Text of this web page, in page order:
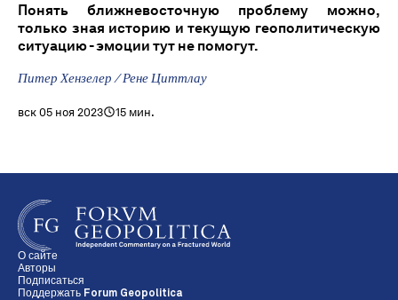
Понять ближневосточную проблему можно,
только зная историю и текущую геополитическую
ситуацию - эмоции тут не помогут.
Питер Хензелер / Рене Циттлау
вск 05 ноя 2023 15 мин.
О сайте
Авторы
Подписаться
Поддержать Forum Geopolitica